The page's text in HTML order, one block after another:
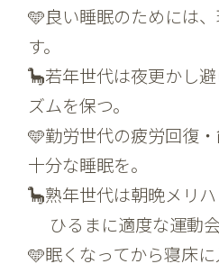
🩵良い睡眠のためには
す。
🦕若年世代は夜更かし
ズムを保つ。
🩵勤労世代の疲労回復
十分な睡眠を。
🦕熟年世代は朝晩メリハ
ひるまに適度な運動会
🩵眠くなってから寝床